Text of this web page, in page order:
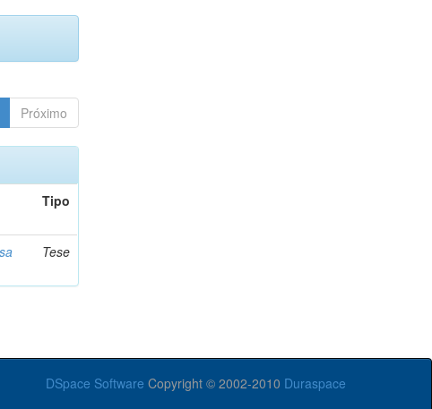
Próximo
Tipo
Tese
DSpace Software Copyright © 2002-2010 Duraspace